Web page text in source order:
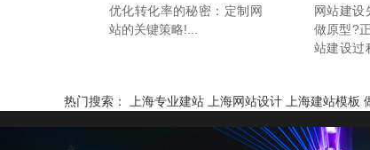
优化转化率的秘密：定制网
站的关键策略!...
网站建设
做原型?
站建设过
稿，而
结构。
热门搜索： 上海专业建站 上海网站设计 上海建站模板